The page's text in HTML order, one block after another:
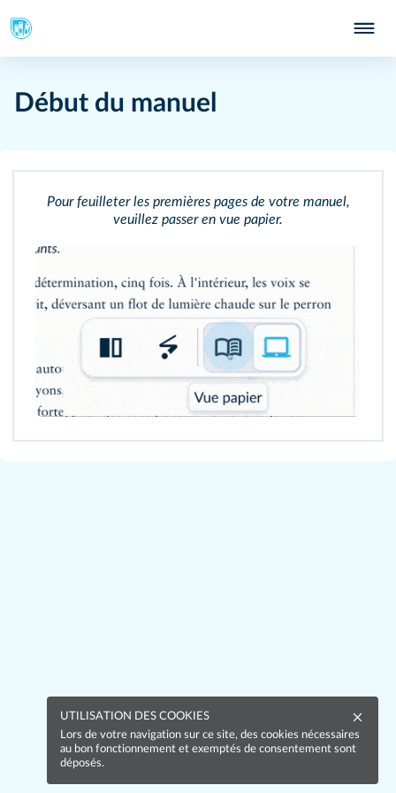
Début du manuel
Pour feuilleter les premières pages de votre manuel,
veuillez passer en vue papier.
UTILISATION DES COOKIES
Lors de votre navigation sur ce site, des cookies nécessaires
au bon fonctionnement et exemptés de consentement sont
déposés.